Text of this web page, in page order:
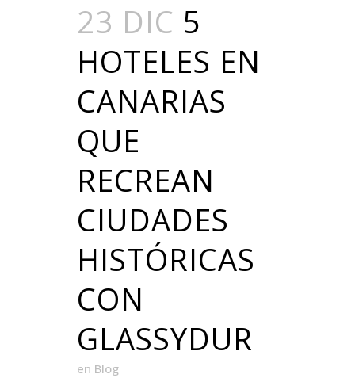
23 DIC 5
HOTELES EN
CANARIAS
QUE
RECREAN
CIUDADES
HISTÓRICAS
CON
GLASSYDUR
en Blog